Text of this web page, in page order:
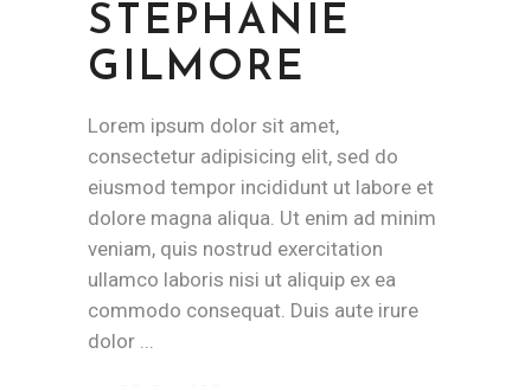
STEPHANIE
GILMORE
Lorem ipsum dolor sit amet,
consectetur adipisicing elit, sed do
eiusmod tempor incididunt ut labore et
dolore magna aliqua. Ut enim ad minim
veniam, quis nostrud exercitation
ullamco laboris nisi ut aliquip ex ea
commodo consequat. Duis aute irure
dolor